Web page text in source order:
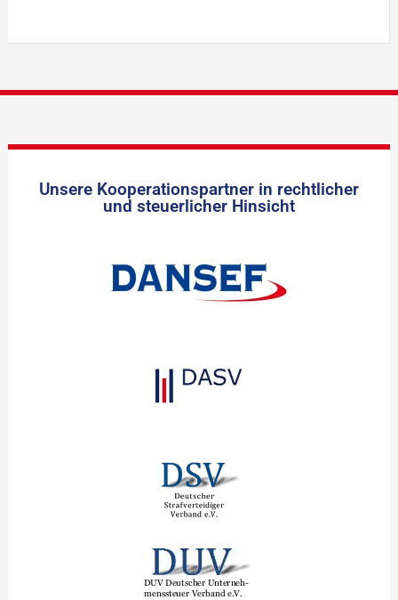
Unsere Kooperationspartner in rechtlicher
und steuerlicher Hinsicht